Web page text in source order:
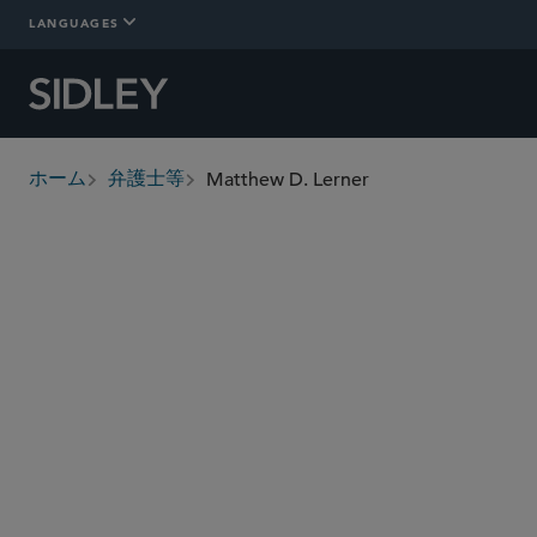
LANGUAGES
breadcrumbs
ホーム 弁護士等 Matthew D. Lerner